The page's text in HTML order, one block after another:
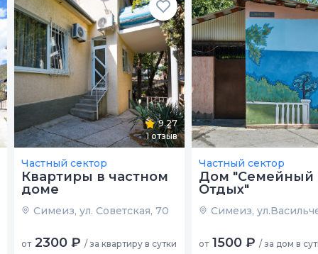
9.27
1отзыв
Частный сектор
Квартиры в частном
доме
Симеиз, ул. Советская, 70
от 2300 ₽ / за квартиру в сутки
Частный сектор
Дом "Семейный
Отдых"
Симеиз,
от 1500 ₽ / за дом в